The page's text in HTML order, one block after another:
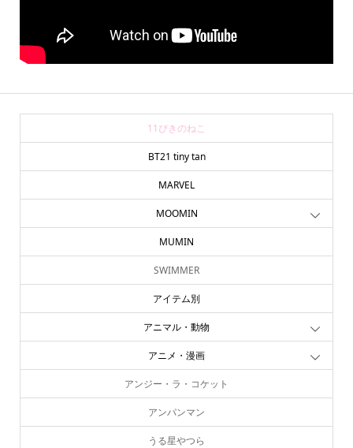
11ぴきのねこ
BT21 tiny tan
MARVEL
MOOMIN
MUMIN
SWIMMER
アイテム別
アニマル・動物
アニメ・漫画
アンジー・ラ・コケット
アンパンマン
うる星やつら